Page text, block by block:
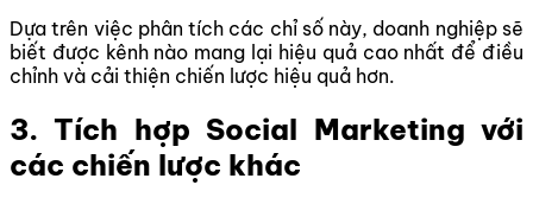
Dựa trên việc phân tích các chỉ số này, doanh nghiệp sẽ
biết được kênh nào mang lại hiệu quả cao nhất để điều
chỉnh và cải thiện chiến lược hiệu quả hơn.
3. Tích hợp Social Marketing với
các chiến lược khác